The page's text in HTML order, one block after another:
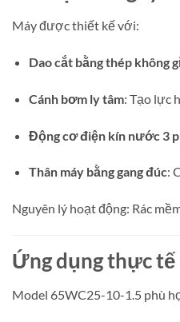
Máy được thiết kế với:
Dao cắt bằng thép không
Cánh bơm ly tâm: Tạo lực
Động cơ điện kín nước 3
Thân máy bằng gang đúc:
Nguyên lý hoạt động: Rác
Ứng dụng thực tế
Model 65WC25-10-1.5 phù